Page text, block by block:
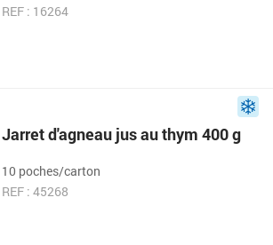
REF : 16264
Jarret d'agneau jus au thym 400 g
10 poches/carton
REF : 45268